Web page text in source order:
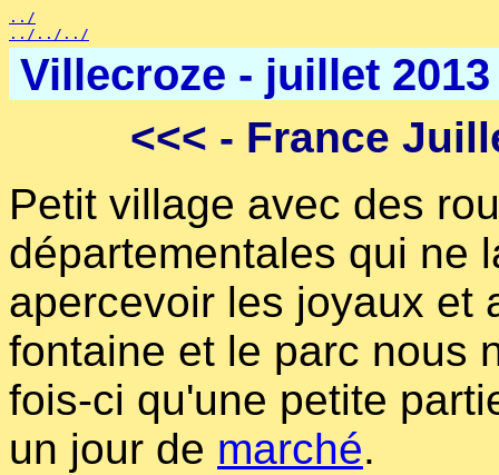
../
../../../
Villecroze - juillet 2013
<<< - France
Petit village avec des
départementales qui ne
apercevoir les joyaux et
fontaine et le parc nous
fois-ci qu'une petite
un jour de marché.